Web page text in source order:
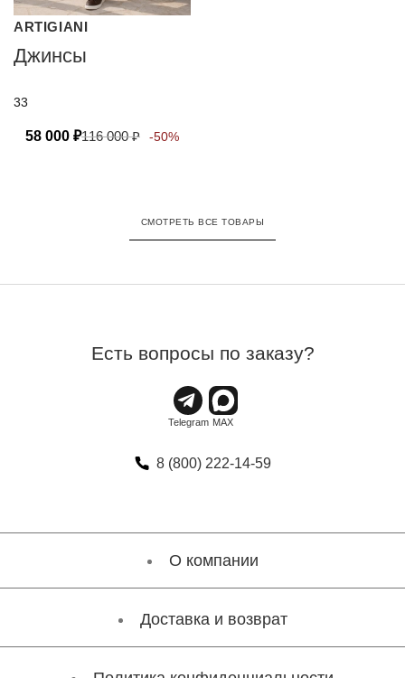
ARTIGIANI
Джинсы
33
58 000 ₽116 000₽ -50%
СМОТРЕТЬ ВСЕ ТОВАРЫ
Есть вопросы по заказу?
8 (800) 222-14-59
О компании
Доставка и возврат